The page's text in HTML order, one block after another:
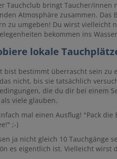
Tauchclub bringt Taucher/
Atmosphäre zusammen.
zu umgeben! Du wirst vielleicht
bekommen ins
lokale
bist bestimmt überrascht sein zu
nicht, bis sie tatsächlich
die du dir bei einem
viele glauben.
mal einen Ausflug! "Pack
;-)
ja nicht gleich 10 Tauchgänge
es eigentlich ist. Vielleicht wirst